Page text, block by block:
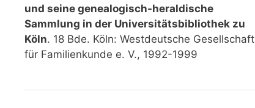
und seine genealogisch-heraldische
Sammlung in der Universitätsbibliothek zu
Köln. 18 Bde. Köln: Westdeutsche Gesellschaft
für Familienkunde e. V., 1992-1999